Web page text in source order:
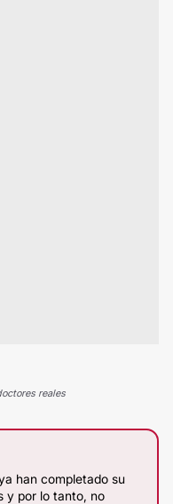
reales
han completado su
y por lo tanto, no